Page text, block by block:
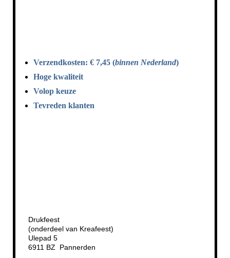
Verzendkosten: € 7,45 (binnen Nederland)
Hoge kwaliteit
Volop keuze
Tevreden klanten
Drukfeest
(onderdeel van Kreafeest)
Ulepad 5
6911 BZ Pannerden